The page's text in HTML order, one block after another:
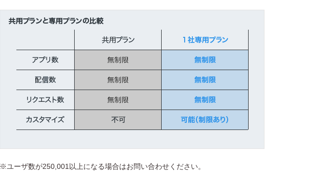
※ユーザ数が250,001以上になる場合はお問い合わせください。